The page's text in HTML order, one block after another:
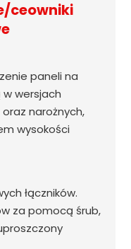
ceowniki
paneli na
wersjach
narożnych,
wysokości
łączników.
za pomocą śrub,